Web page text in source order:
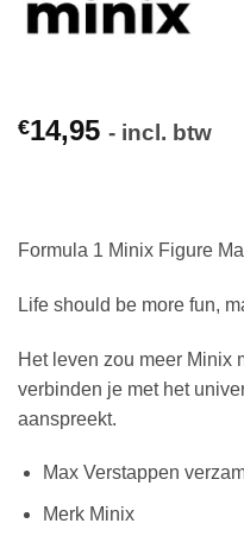
€14,95 - incl. btw
Formula 1 Minix Figure
Life should be more fun,
Het leven zou meer Minix
verbinden je met het
aanspreekt.
Max Verstappen
Merk Minix